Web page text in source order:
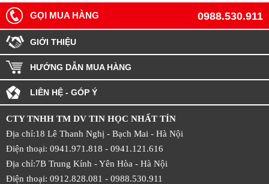
0988.530.911
GỌI MUA HÀNG
GIỚI THIỆU
HƯỚNG DẪN MUA HÀNG
LIÊN HỆ - GÓP Ý
CTY TNHH TM DV TIN HỌC NHẤT TÍN
Địa chỉ:18 Lê Thanh Nghị - Bạch Mai - Hà Nội
Điện thoại: 0941.971.818 - 0941.121.616
Địa chỉ:7B Trung Kính - Yên Hòa - Hà Nội
Điện thoại: 0912.828.081 - 0988.530.911